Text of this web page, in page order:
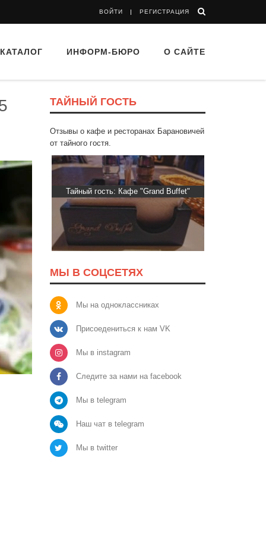
ВОЙТИ РЕГИСТРАЦИЯ
КАТАЛОГ ИНФОРМ-БЮРО О САЙТЕ
ТАЙНЫЙ ГОСТЬ
Отзывы о кафе и ресторанах Барановичей
от тайного гостя.
Тайный гость: Кафе "Grand Buffet" Тайный гость: кафе
МЫ В СОЦСЕТЯХ
Мы на одноклассниках
Присоедениться к нам VK
Мы в instagram
Следите за нами на facebook
Мы в telegram
Наш чат в telegram
Мы в twitter